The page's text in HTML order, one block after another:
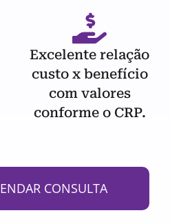
Excelente relação
custo x benefício
com valores
conforme o CRP.
CONSULTA